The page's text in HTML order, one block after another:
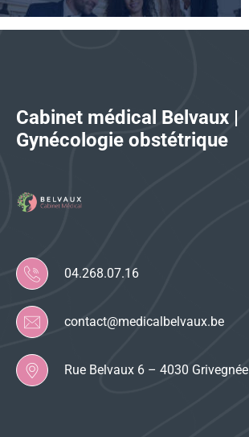
Cabinet médical Belvaux |
Gynécologie obstétrique
04.268.07.16
contact@medicalbelvaux.be
Rue Belvaux 6 – 4030 Grivegnée